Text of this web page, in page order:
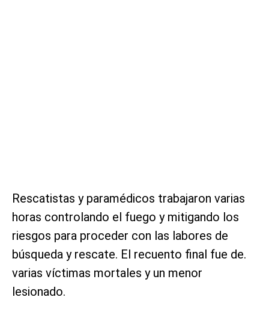
Rescatistas y paramédicos trabajaron varias
horas controlando el fuego y mitigando los
riesgos para proceder con las labores de
búsqueda y rescate. El recuento final fue de.
varias víctimas mortales y un menor
lesionado.